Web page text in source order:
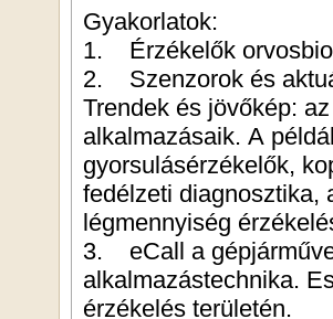
Gyakorlatok:
1. Érzékelők
2. Szenzorok és aktuátorok az autóelektronikában - történeti áttekintés;
Trendek és jövőkép:
alkalmazásaik. A
gyorsulásérzékelők,
fedélzeti diagnosztika,
légmennyiség
3. eCall a gépjárművekben -
alkalmazástechnika.
érzékelés területén.